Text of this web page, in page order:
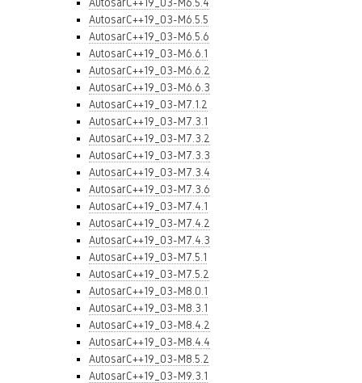
AutosarC++19_03-M6.5.5
AutosarC++19_03-M6.5.6
AutosarC++19_03-M6.6.1
AutosarC++19_03-M6.6.2
AutosarC++19_03-M6.6.3
AutosarC++19_03-M7.1.2
AutosarC++19_03-M7.3.1
AutosarC++19_03-M7.3.2
AutosarC++19_03-M7.3.3
AutosarC++19_03-M7.3.4
AutosarC++19_03-M7.3.6
AutosarC++19_03-M7.4.1
AutosarC++19_03-M7.4.2
AutosarC++19_03-M7.4.3
AutosarC++19_03-M7.5.1
AutosarC++19_03-M7.5.2
AutosarC++19_03-M8.0.1
AutosarC++19_03-M8.3.1
AutosarC++19_03-M8.4.2
AutosarC++19_03-M8.4.4
AutosarC++19_03-M8.5.2
AutosarC++19_03-M9.3.1